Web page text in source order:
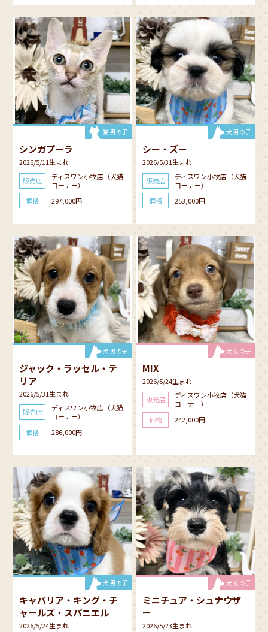
猫 男の子
シンガプーラ
2026/5/11生まれ
販売店
ディスワン小牧店（犬猫
コーナー）
価格
297,000円
犬 男の子
シー・ズー
2026/5/31生まれ
販売店
ディスワン小牧店（犬猫
コーナー）
価格
253,000円
犬 男の子
ジャック・ラッセル・テ
リア
2026/5/31生まれ
販売店
ディスワン小牧店（犬猫
コーナー）
価格
286,000円
犬 女の子
MIX
2026/5/24生まれ
販売店
ディスワン小牧店（犬猫
コーナー）
価格
242,000円
犬 男の子
キャバリア・キング・チ
ャールズ・スパニエル
2026/5/24生まれ
犬 女の子
ミニチュア・シュナウザ
ー
2026/5/23生まれ